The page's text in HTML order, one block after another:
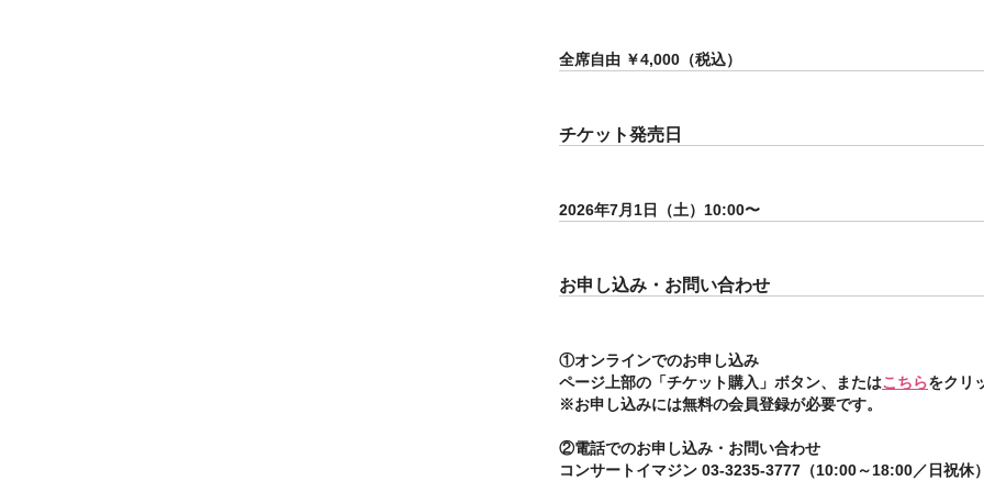
全席自由 ￥4,000（税込）
チケット発売日
2026年7月1日（土）10:00〜
お申し込み・お問い合わせ
①オンラインでのお申し込み
ページ上部の「チケット購入」ボタン、またはこちらをクリ
※お申し込みには無料の会員登録が必要です。
②電話でのお申し込み・お問い合わせ
コンサートイマジン 03-3235-3777（10:00～18:00／日祝休